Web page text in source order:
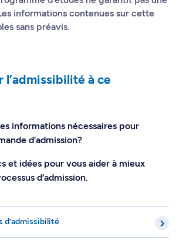
informations contenues sur cette
sans préavis.
l’admissibilité à ce
informations nécessaires pour
d’admission?
et idées pour vous aider à mieux
d’admission.
d’admissibilité